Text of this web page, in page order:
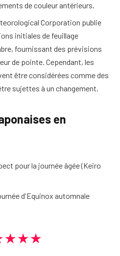
de couleur antérieurs.
Corporation publie
initiales de feuillage
fournissant des prévisions
de pointe. Cependant, les
être considérées comme des
sujettes à un changement.
en
pour la journée âgée (Keiro
d'Equinox automnale